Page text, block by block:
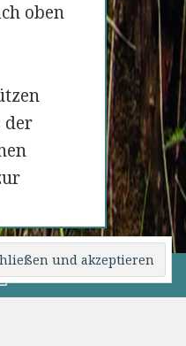
oben
der
Beitrittsformular